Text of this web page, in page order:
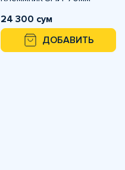
24 300 сум
ДОБАВИТЬ